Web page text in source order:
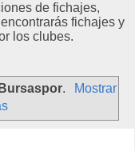
de fichajes,
fichajes y
los clubes.
Bursaspor.
Mostrar